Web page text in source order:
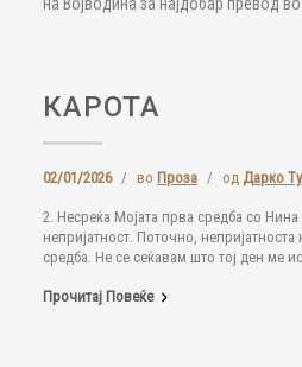
КАРОТА
02/01/2026 / во Проза / од Дарко
2. Несреќа Мојата прва средба со
непријатност. Поточно,
средба. Не се сеќавам што тој ден ме
Прочитај Повеќе